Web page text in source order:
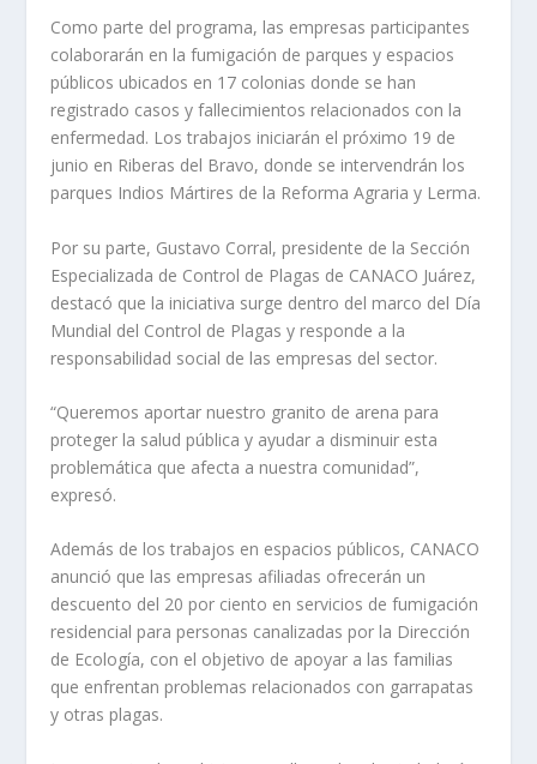
Como parte del programa, las empresas participantes
colaborarán en la fumigación de parques y espacios
públicos ubicados en 17 colonias donde se han
registrado casos y fallecimientos relacionados con la
enfermedad. Los trabajos iniciarán el próximo 19 de
junio en Riberas del Bravo, donde se intervendrán los
parques Indios Mártires de la Reforma Agraria y Lerma.
Por su parte, Gustavo Corral, presidente de la Sección
Especializada de Control de Plagas de CANACO Juárez,
destacó que la iniciativa surge dentro del marco del Día
Mundial del Control de Plagas y responde a la
responsabilidad social de las empresas del sector.
“Queremos aportar nuestro granito de arena para
proteger la salud pública y ayudar a disminuir esta
problemática que afecta a nuestra comunidad”,
expresó.
Además de los trabajos en espacios públicos, CANACO
anunció que las empresas afiliadas ofrecerán un
descuento del 20 por ciento en servicios de fumigación
residencial para personas canalizadas por la Dirección
de Ecología, con el objetivo de apoyar a las familias
que enfrentan problemas relacionados con garrapatas
y otras plagas.